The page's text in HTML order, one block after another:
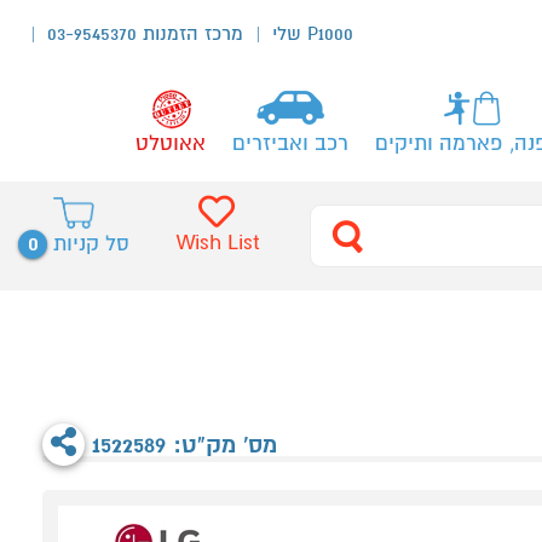
P1000 שלי מרכז הזמנות 03-9545370
פארמה ותיקים רכב ואביזרים אאוטלט
סל קניות 0 Wish List
מס' מק"ט: 1522589